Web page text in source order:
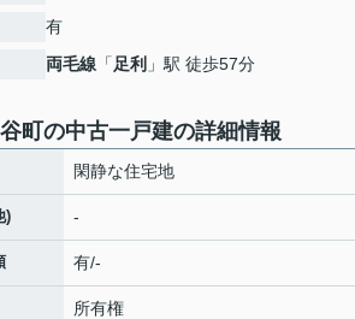
有
両毛線 「 足利 」駅 徒歩57分
町の中古一戸建の詳細情報
閑静な住宅地
) -
有/-
所有権